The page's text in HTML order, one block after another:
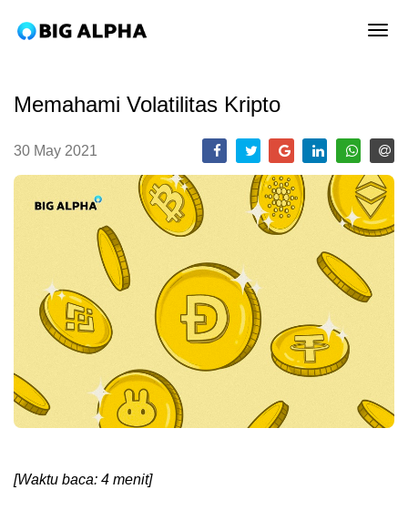
Memahami Volatilitas Kripto
30 May 2021
[Waktu baca: 4 menit]